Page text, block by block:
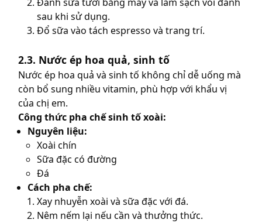
sau khi sử dụng.
Đổ sữa vào tách espresso và trang trí.
2.3. Nước ép hoa quả, sinh tố
Nước ép hoa quả và sinh tố không chỉ dễ uống mà
còn bổ sung nhiều vitamin, phù hợp với khẩu vị
của chị em.
Công thức pha chế sinh tố xoài:
Nguyên liệu:
Xoài chín
Sữa đặc có đường
Đá
Cách pha chế:
Xay nhuyễn xoài và sữa đặc với đá.
Nêm nếm lại nếu cần và thưởng thức.